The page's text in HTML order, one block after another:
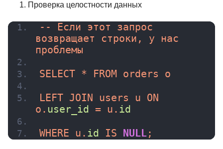
Проверка целостности данных
-- Если этот запрос
возвращает строки, у нас
проблемы
SELECT * FROM orders o
LEFT JOIN users u ON
o. user_id = u. id
WHERE u. id IS NULL;